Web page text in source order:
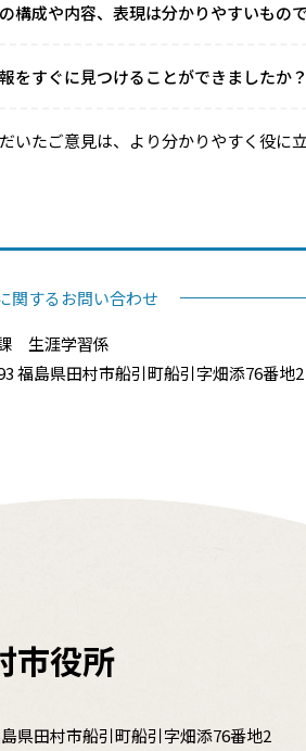
構成や内容、表現は分かりやすいもの
をすぐに見つけることができましたか
いたご意見は、より分かりやすく役に
関するお問い合わせ
生涯学習係
福島県田村市船引町船引字畑添76番
市役所
県田村市船引町船引字畑添76番地2